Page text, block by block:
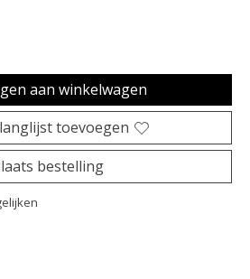
aan winkelwagen
toevoegen
bestelling